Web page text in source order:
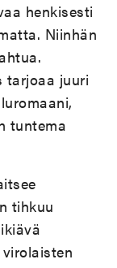
henkisesti
Niinhän
tarjoaa juuri
tuntema
tihkuu